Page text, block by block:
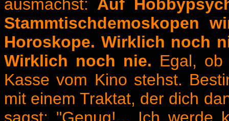
ausmachst: Auf
Stammtischdemoskopen
Horoskope. Wirklich noch
Wirklich noch nie. Egal,
Kasse vom Kino stehst.
mit einem Traktat, der dich